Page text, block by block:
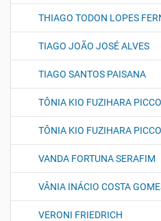
THIAGO TODON LOPES
TIAGO JOÃO JOSÉ ALVES
TIAGO SANTOS PAISANA
TÔNIA KIO FUZIHARA
TÔNIA KIO FUZIHARA
VANDA FORTUNA SERAFIM
VÂNIA INÁCIO COSTA
VERONI FRIEDRICH